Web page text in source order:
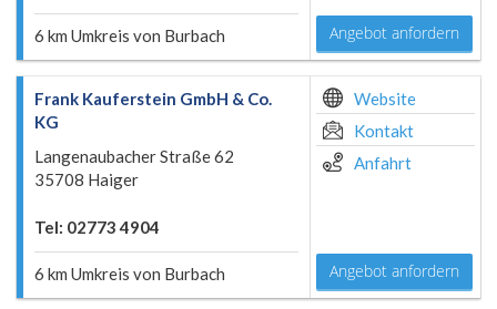
6 km Umkreis von Burbach Angebot anfordern
Frank Kauferstein GmbH & Co.
KG
Langenaubacher Straße 62
35708 Haiger
Tel: 02773 4904
6 km Umkreis von Burbach
Website
Kontakt
Anfahrt
Angebot anfordern